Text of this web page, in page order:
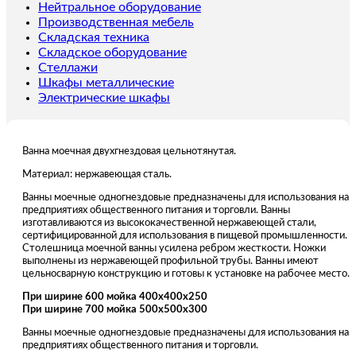
длина
1100
мм
Нейтральное оборудование
Производственная мебель
Складская техника
Складское оборудование
Стеллажи
Шкафы металлические
Электрические шкафы
Ванна моечная двухгнездовая цельнотянутая.
Материал: нержавеющая сталь.
Ванны моечные одногнездовые предназначены для использования на
предприятиях общественного питания и торговли. Ванны
изготавливаются из высококачественной нержавеющей стали,
сертифицированной для использования в пищевой промышленности.
Столешница моечной ванны усилена ребром жесткости. Ножки
выполнены из нержавеющей профильной трубы. Ванны имеют
цельносварную конструкцию и готовы к установке на рабочее место.
При ширине 600 мойка 400х400х250
При ширине 700 мойка 500х500х300
Ванны моечные одногнездовые предназначены для использования на
предприятиях общественного питания и торговли.